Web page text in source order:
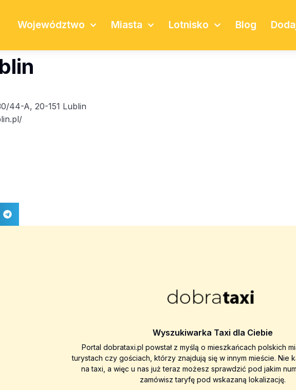
Województwo Miasta Lotnisko Blog
44-A, 20-151 Lublin
Wyszukiwarka Taxi dla Ciebie
Portal dobrataxi.pl powstał z myślą o mieszkańcach polskich
turystach czy gościach, którzy znajdują się w innym mieście. Nie
na taxi, a więc u nas już teraz możesz sprawdzić pod jakim
zamówisz taryfę pod wskazaną lokalizację.